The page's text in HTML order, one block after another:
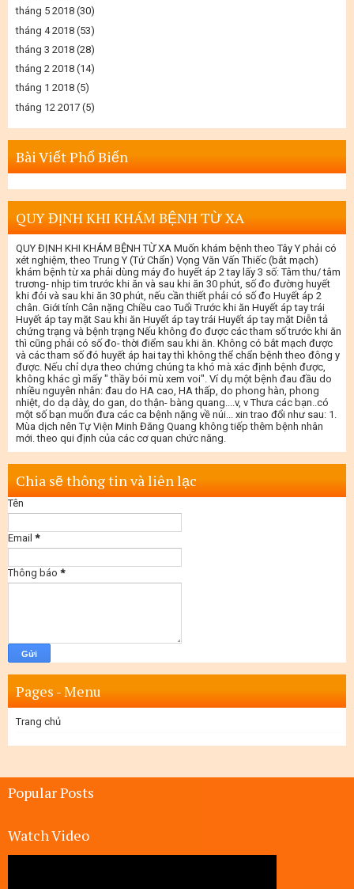
tháng 5 2018 (30)
tháng 4 2018 (53)
tháng 3 2018 (28)
tháng 2 2018 (14)
tháng 1 2018 (5)
tháng 12 2017 (5)
Bài Viết Phổ Biến
QUY ĐỊNH KHI KHÁM BỆNH TỪ XA
QUY ĐỊNH KHI KHÁM BỆNH TỪ XA Muốn khám bệnh theo Tây Y phải có
xét nghiệm, theo Trung Y (Tứ Chẩn) Vọng Văn Vấn Thiếc (bắt mạch)
khám bệnh từ xa phải dùng máy đo huyết áp 2 tay lấy 3 số: Tâm thu/ tâm
trương- nhịp tim trước khi ăn và sau khi ăn 30 phút, số đo đường huyết
khi đói và sau khi ăn 30 phút, nếu cần thiết phải có số đo Huyết áp 2
chân. Giới tính Cân nặng Chiều cao Tuổi Trước khi ăn Huyết áp tay trái
Huyết áp tay mặt Sau khi ăn Huyết áp tay trái Huyết áp tay mặt Diễn tả
chứng trạng và bệnh trạng Nếu không đo được các tham số trước khi ăn
thì cũng phải có số đo- thời điểm sau khi ăn. Không có bắt mạch được
và các tham số đó huyết áp hai tay thì không thể chẩn bệnh theo đông y
được. Nếu chỉ dựa theo chứng chúng ta khó mà xác định bệnh được,
không khác gì mấy " thầy bói mù xem voi". Ví dụ một bệnh đau đầu do
nhiều nguyên nhân: đau do HA cao, HA thấp, do phong hàn, phong
nhiệt, do dạ dày, do gan, do thận- bàng quang....v, v Thưa các bạn..có
một số bạn muốn đưa các ca bệnh nặng về núi... xin trao đổi như sau: 1.
Mùa dịch nên Tự Viện Minh Đăng Quang không tiếp thêm bệnh nhân
mới. theo qui định của các cơ quan chức năng.
Chia sẽ thông tin và liên lạc
Tên
Email *
Thông báo *
Pages - Menu
Trang chủ
Popular Posts
Watch Video